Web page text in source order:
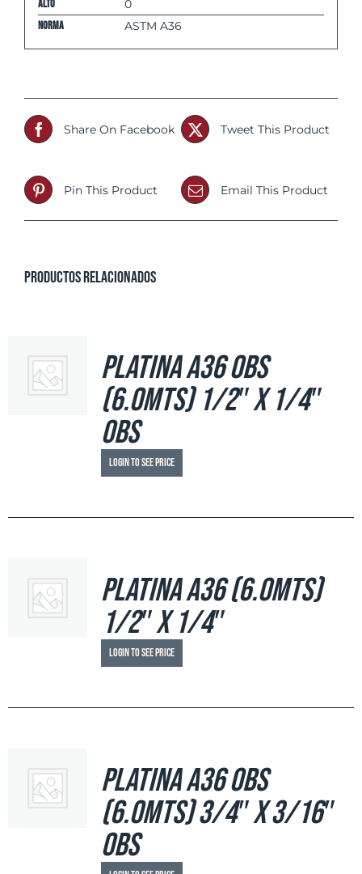
Alto 0
Norma ASTM A36
Share On Facebook Tweet This Product
Pin This Product Email This Product
Productos relacionados
Platina A36 OBS
(6.0mts) 1/2″ X 1/4″
OBS
Login to see price
Platina A36 (6.0mts)
1/2″ x 1/4″
Login to see price
Platina A36 OBS
(6.0mts) 3/4″ x 3/16″
OBS